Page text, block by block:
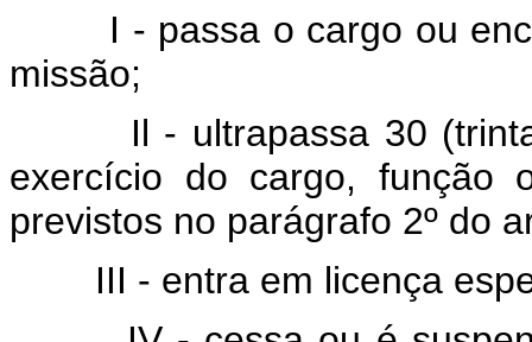
I - passa o cargo ou
missão;
Il - ultrapassa 30
exercício do cargo, função
previstos no parágrafo 2º do
III - entra em licença